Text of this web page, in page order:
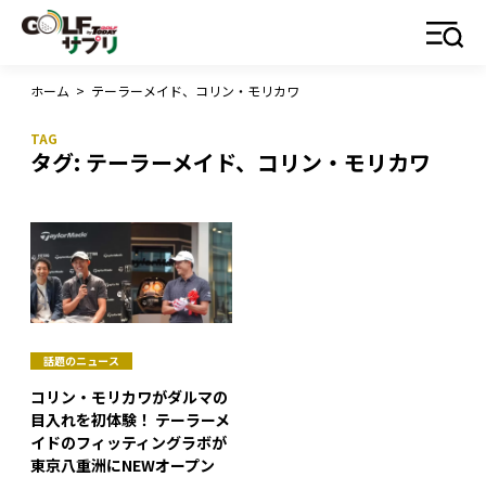
ホーム > テーラーメイド、コリン・モリカワ
タグ: テーラーメイド、コリン・モリカワ
話題のニュース
コリン・モリカワがダルマの
目入れを初体験！ テーラーメ
イドのフィッティングラボが
東京八重洲にNEWオープン